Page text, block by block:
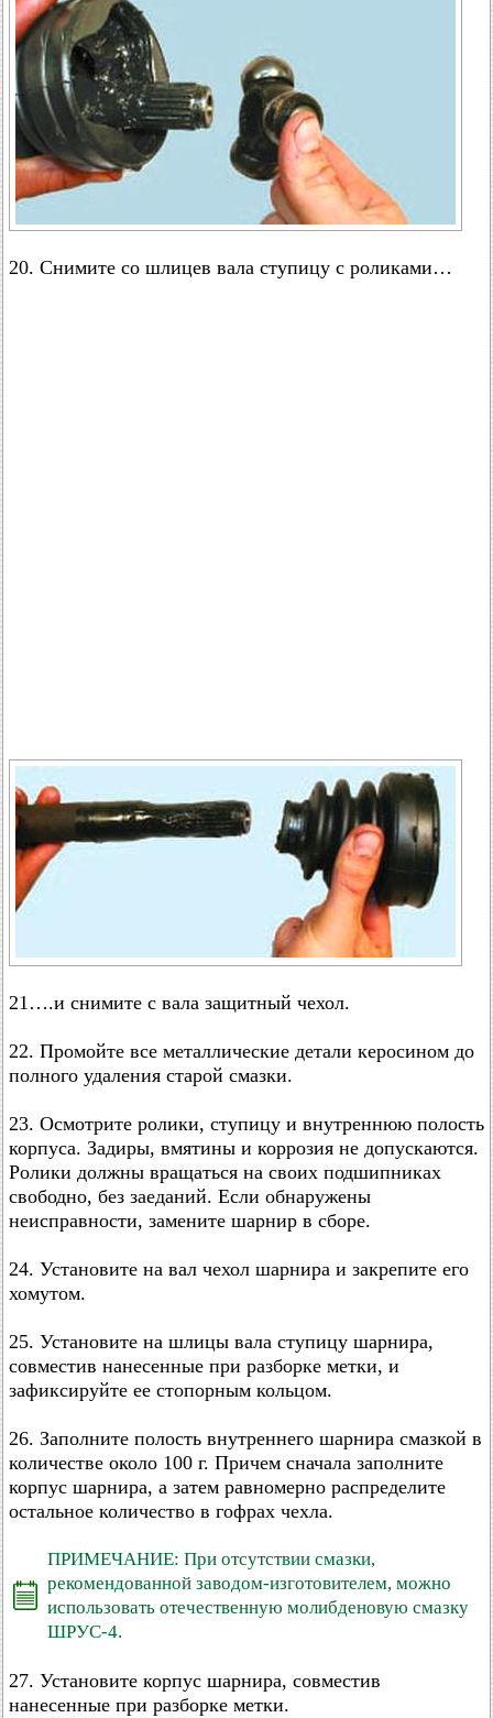
20. Снимите со шлицев вала ступицу с роликами…
21….и снимите с вала защитный чехол.
22. Промойте все металлические детали керосином до
полного удаления старой смазки.
23. Осмотрите ролики, ступицу и внутреннюю полость
корпуса. Задиры, вмятины и коррозия не допускаются.
Ролики должны вращаться на своих подшипниках
свободно, без заеданий. Если обнаружены
неисправности, замените шарнир в сборе.
24. Установите на вал чехол шарнира и закрепите его
хомутом.
25. Установите на шлицы вала ступицу шарнира,
совместив нанесенные при разборке метки, и
зафиксируйте ее стопорным кольцом.
26. Заполните полость внутреннего шарнира смазкой в
количестве около 100 г. Причем сначала заполните
корпус шарнира, а затем равномерно распределите
остальное количество в гофрах чехла.
ПРИМЕЧАНИЕ: При отсутствии смазки,
рекомендованной заводом-изготовителем, можно
использовать отечественную молибденовую смазку
ШРУС-4.
27. Установите корпус шарнира, совместив
нанесенные при разборке метки.